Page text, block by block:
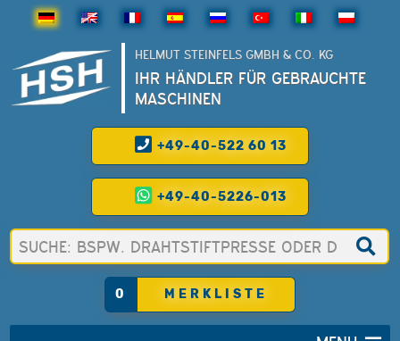
HELMUT STEINFELS GMBH & CO. KG
IHR HÄNDLER FÜR GEBRAUCHTE
MASCHINEN
+49-40-522 60 13
+49-40-5226-013
0 MERKLISTE